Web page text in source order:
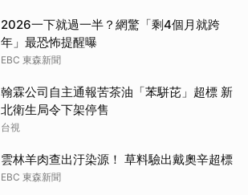
2026一下就過一半？網驚「剩4個月就跨
年」最恐怖提醒曝
EBC 東森新聞
翰霖公司自主通報苦茶油「苯駢芘」超標 新
北衛生局令下架停售
台視
雲林羊肉查出汙染源！ 草料驗出戴奧辛超標
EBC 東森新聞